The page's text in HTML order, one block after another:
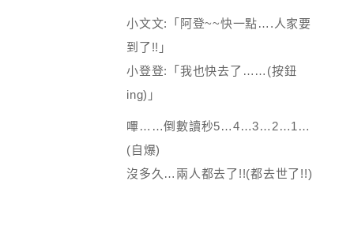
小文文:「阿登~~快一點….人家要
到了!!」
小登登:「我也快去了……(按鈕
ing)」
嗶……倒數讀秒5…4…3…2…1…
(自爆)
沒多久…兩人都去了!!(都去世了!!)